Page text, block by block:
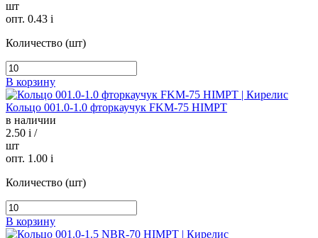
шт
опт. 0.43 i
Количество (шт)
В корзину
Кольцо 001.0-1.0 фторкаучук FKM-75 HIMPT
в наличии
2.50 i /
шт
опт. 1.00 i
Количество (шт)
В корзину